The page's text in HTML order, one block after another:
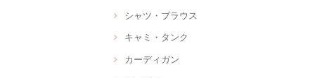
シャツ・ブラウス
キャミ・タンク
カーディガン